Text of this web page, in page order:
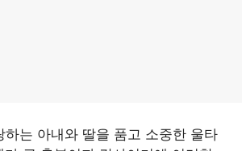
하는 아내와 딸을 품고 소중한 울타